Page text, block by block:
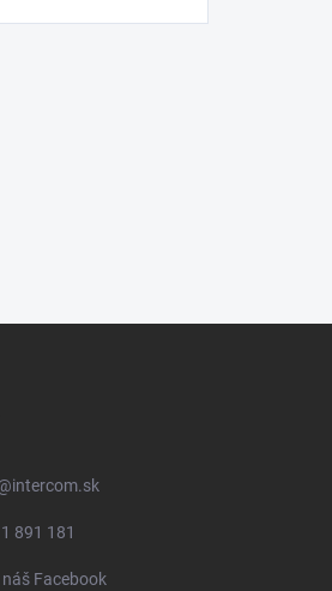
intercom.sk
891 181
Facebook